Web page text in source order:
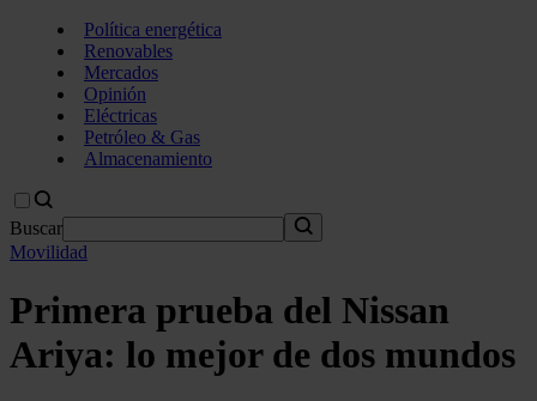
Política energética
Renovables
Mercados
Opinión
Eléctricas
Petróleo & Gas
Almacenamiento
Buscar
Movilidad
Primera prueba del Nissan
Ariya: lo mejor de dos mundos